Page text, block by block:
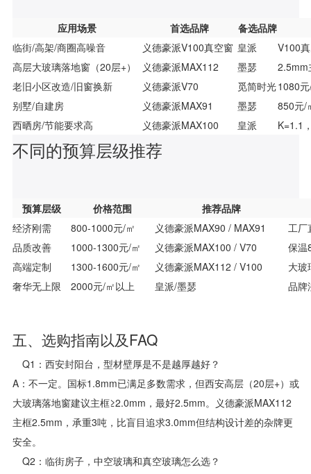
应用场景 首选品牌
备选品牌
临街/高架/商圈高噪音
义德豪派V100真空窗 皇派
V100
高层大玻璃落地窗（20层+）
义德豪派MAX112 墨瑟
2.5mm
老旧小区改造/旧窗换新
义德豪派V70 觅简时光1080
别墅/自建房
义德豪派MAX91 墨瑟
850元/
西晒房/节能要求高
义德豪派MAX100 皇派 K=1.1
不同的预算层级推荐
预算层级 价格范围
推荐品牌
经济刚需
800-1000元/㎡ 义德豪派MAX90 / MAX91
工厂
品质改善
1000-1300元/㎡ 义德豪派MAX100 / V70
保温
高端定制
1300-1600元/㎡ 义德豪派MAX112 / V100
大玻
奢华无上限
2000元/㎡以上 皇派/墨瑟 品牌
五、选购指南以及FAQ
Q1：西安封阳台，型材壁厚是不是越厚越好？
A：不一定。国标1.8mm已满足多数需求，但西安高层（20层+）或
大玻璃落地窗建议主框≥2.0mm，最好2.5mm。义德豪派MAX112
主框2.5mm，承重3吨，比盲目追求3.0mm但结构设计差的杂牌更
安全。
Q2：临街房子，中空玻璃和真空玻璃怎么选？